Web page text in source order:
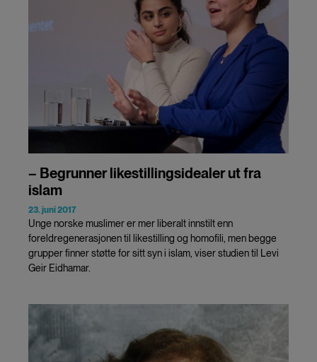
– Begrunner likestillingsidealer ut fra
islam
23. juni 2017
Unge norske muslimer er mer liberalt innstilt enn
foreldregenerasjonen til likestilling og homofili, men begge
grupper finner støtte for sitt syn i islam, viser studien til Levi
Geir Eidhamar.